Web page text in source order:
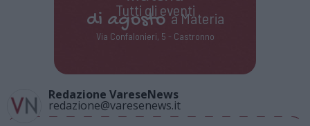
Tutti gli eventi
di agostoa Materia
Via Confalonieri, 5 - Castronno
Redazione VareseNews
redazione@varesenews.it